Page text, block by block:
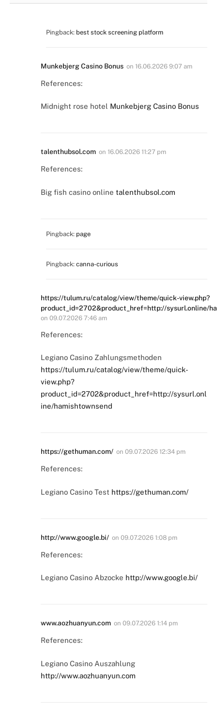
Pingback: best stock screening platform
Munkebjerg Casino Bonus on 16.06.2026 9:07 am
References:
Midnight rose hotel Munkebjerg Casino Bonus
talenthubsol.com on 16.06.2026 11:27 pm
References:
Big fish casino online talenthubsol.com
Pingback: page
Pingback: canna-curious
https://tulum.ru/catalog/view/theme/quick-view.php?
product_id=2702&product_href=http://sysurl.online/
on 09.07.2026 7:46 am
References:
Legiano Casino Zahlungsmethoden
https://tulum.ru/catalog/view/theme/quick-
view.php?
product_id=2702&product_href=http://sysurl.onl
ine/hamishtownsend
https://gethuman.com/ on 09.07.2026 12:34 pm
References:
Legiano Casino Test https://gethuman.com/
http://www.google.bi/ on 09.07.2026 1:08 pm
References:
Legiano Casino Abzocke http://www.google.bi/
www.aozhuanyun.com on 09.07.2026 1:14 pm
References:
Legiano Casino Auszahlung
http://www.aozhuanyun.com